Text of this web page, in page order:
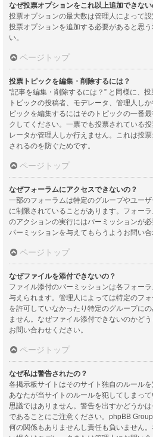
なぜ投票オプションをこれ以上追加できない
投票オプションの最大数は管理人によって
投票オプションを追加する必要があると思
い。
ページトップ
投票トピックを編集・削除するには？
“記事を編集・削除するには？” と同様に、
トピックの投稿者、モデレータ、管理人し
ピックを編集するにはそのトピックの一番
クしてください。一票でも投票されている
レータか管理人しか行えません。これは投
されるのを防ぐためです。
ページトップ
なぜフォーラムにアクセスできないの？
一部のフォーラムは特定のグループやユー
に制限されていることがあります。フォー
のアクションの実行にはパーミッションが
パーミッションを与えてもらうようお問い合
ページトップ
なぜファイルを添付できないの？
ファイル添付のパーミッションは各フォー
与えられます。管理人によっては特定のフ
を許可していなかったり特定のグループに
ません。なぜファイル添付できないのかど
お問い合わせください。
ページトップ
なぜ私は警告されたの？
各掲示板サイトはそのサイト独自のルール
あなたが当サイトのルールを犯してしまっ
思議ではありません。警告を出すかどうか
であることにご注意ください。phpBB
何の関係もありませんし責任も負いません